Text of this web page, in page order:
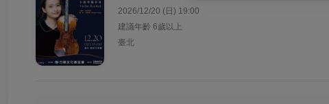
2026/12/20 (日) 19:00
建議年齡 6歲以上
臺北